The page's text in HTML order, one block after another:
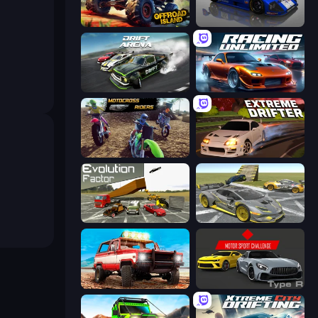
Offroad Island Circuit Racing
Drift Arena Racing Unlimited
MotoCross Riders Extreme Drifter
Evolution Factor Wrong Way
Offroad Masters Challenge Motor Sport Challenge Type R